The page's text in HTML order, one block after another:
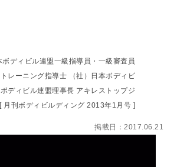
ディビル連盟一級指導員・一級審査員
レーニング指導士 （社）日本ボディビ
ディビル連盟理事長 アキレストップジ
月刊ボディビルディング 2013年1月号 ]
掲載日：2017.06.21